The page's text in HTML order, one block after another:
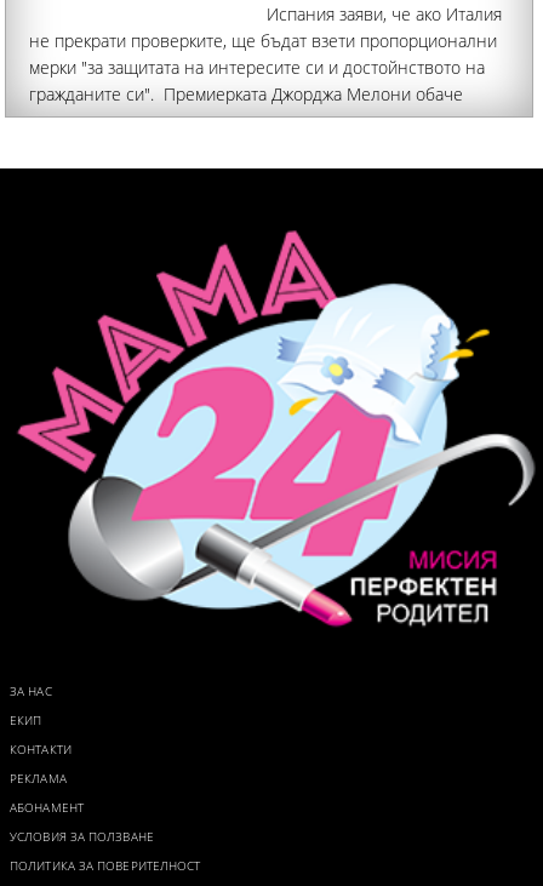
Испания заяви, че ако Италия
не прекрати проверките, ще бъдат взети пропорционални
мерки "за защитата на интересите си и достойнството на
гражданите си". Премиерката Джорджа Мелони обаче
отхвърли ултиматума
ЗА НАС
ЕКИП
КОНТАКТИ
РЕКЛАМА
АБОНАМЕНТ
УСЛОВИЯ ЗА ПОЛЗВАНЕ
ПОЛИТИКА ЗА ПОВЕРИТЕЛНОСТ